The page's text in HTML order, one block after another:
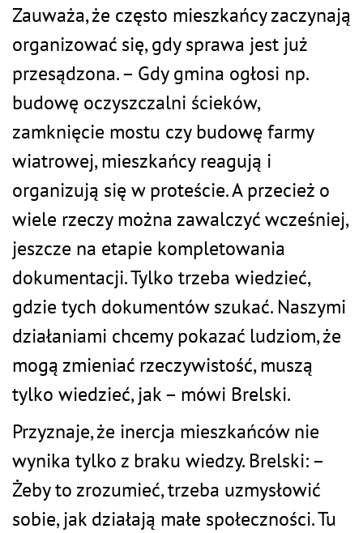
Zauważa, że często mieszkańcy zaczynają
organizować się, gdy sprawa jest już
przesądzona. – Gdy gmina ogłosi np.
budowę oczyszczalni ścieków,
zamknięcie mostu czy budowę farmy
wiatrowej, mieszkańcy reagują i
organizują się w proteście. A przecież o
wiele rzeczy można zawalczyć wcześniej,
jeszcze na etapie kompletowania
dokumentacji. Tylko trzeba wiedzieć,
gdzie tych dokumentów szukać. Naszymi
działaniami chcemy pokazać ludziom, że
mogą zmieniać rzeczywistość, muszą
tylko wiedzieć, jak – mówi Brelski.
Przyznaje, że inercja mieszkańców nie
wynika tylko z braku wiedzy. Brelski: –
Żeby to zrozumieć, trzeba uzmysłowić
sobie, jak działają małe społeczności. Tu